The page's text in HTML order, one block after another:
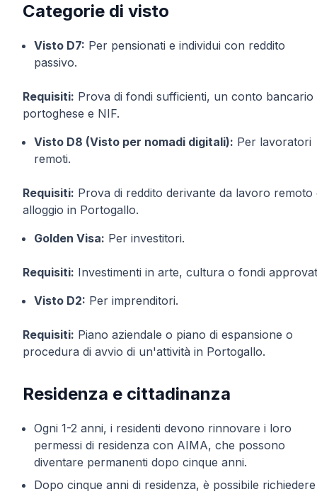
Categorie di visto
Visto D7: Per pensionati e individui con reddito
passivo.
Requisiti: Prova di fondi sufficienti, un conto bancario
portoghese e NIF.
Visto D8 (Visto per nomadi digitali): Per lavoratori
remoti.
Requisiti: Prova di reddito derivante da lavoro remoto
alloggio in Portogallo.
Golden Visa: Per investitori.
Requisiti: Investimenti in arte, cultura o fondi
Visto D2: Per imprenditori.
Requisiti: Piano aziendale o piano di espansione o
procedura di avvio di un'attività in Portogallo.
Residenza e cittadinanza
Ogni 1-2 anni, i residenti devono rinnovare i loro
permessi di residenza con AIMA, che possono
diventare permanenti dopo cinque anni.
Dopo cinque anni di residenza, è possibile